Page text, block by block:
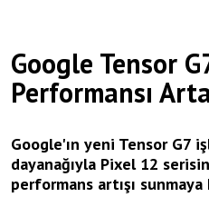
Google Tensor
Performansı
Google'ın yeni Tensor G7
dayanağıyla Pixel 12
performans artışı sunmaya